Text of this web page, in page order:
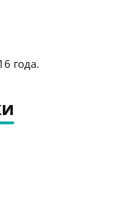
года.